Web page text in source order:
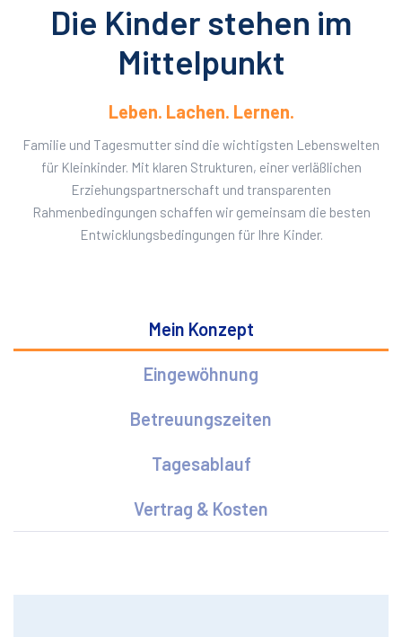
Die Kinder stehen im
Mittelpunkt
Leben. Lachen. Lernen.
Familie und Tagesmutter sind die wichtigsten Lebenswelten
für Kleinkinder. Mit klaren Strukturen, einer verläßlichen
Erziehungspartnerschaft und transparenten
Rahmenbedingungen schaffen wir gemeinsam die besten
Entwicklungsbedingungen für Ihre Kinder.
Mein Konzept
Eingewöhnung
Betreuungszeiten
Tagesablauf
Vertrag & Kosten